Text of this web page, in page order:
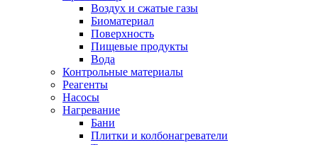
Воздух и сжатые газы
Биоматериал
Поверхность
Пищевые продукты
Вода
Контрольные материалы
Реагенты
Насосы
Нагревание
Бани
Плитки и колбонагреватели